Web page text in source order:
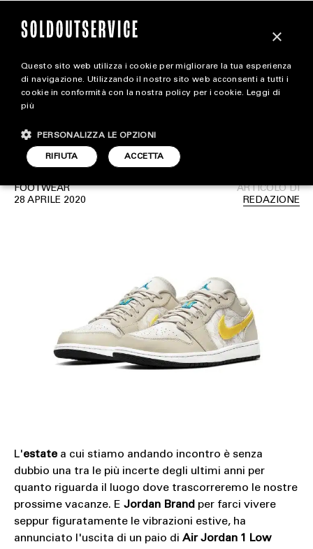
magazine
STYLE
FOOTWEAR
Le Air Jordan 1 Low “Palm
Tree” si ispirano alla
stagione estiva
FOOTWEAR
28 APRILE 2020
ARTICOLO DI
REDAZIONE
L'estatea cui stiamo andando incontro è senza
dubbio una tra le più incerte degli ultimi anni per
quanto riguarda il luogo dove trascorreremo le nostre
prossime vacanze. E Jordan Brandper farci vivere
seppur figuratamente le vibrazioni estive, ha
annunciato l'uscita di un paio di Air Jordan 1 Low
×
Questo sito web utilizza i cookie per migliorare la tua esperienza
di navigazione. Utilizzando il nostro sito web acconsenti a tutti i
cookie in conformità con la nostra policy per i cookie. Leggi di
più
ACCETTA
RIFIUTA
PERSONALIZZA LE OPZIONI